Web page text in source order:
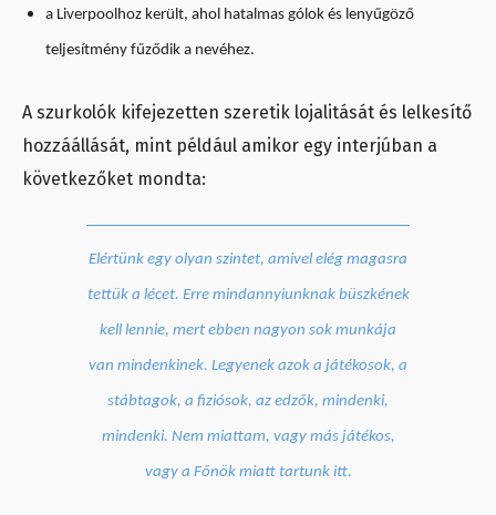
a Liverpoolhoz került, ahol hatalmas gólok és lenyűgöző
teljesítmény fűződik a nevéhez.
A szurkolók kifejezetten szeretik lojalitását és lelkesítő
hozzáállását, mint például amikor egy interjúban a
következőket mondta:
Elértünk egy olyan szintet, amivel elég magasra
tettük a lécet. Erre mindannyiunknak büszkének
kell lennie, mert ebben nagyon sok munkája
van mindenkinek. Legyenek azok a játékosok, a
stábtagok, a fiziósok, az edzők, mindenki,
mindenki. Nem miattam, vagy más játékos,
vagy a Főnök miatt tartunk itt.